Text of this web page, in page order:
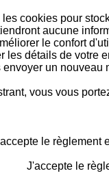
cookies pour
aucune
le confort
les détails de votre
un nouveau
vous vous
le règlement
J'accepte le